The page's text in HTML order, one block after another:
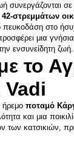
συνεργάζονται σε
42-στρεμμάτων
πευκοδάση στο
μια
ενσυνείδητη ζωή.
το
ήρεμο ποταμό
και μια
των κατσικιών,